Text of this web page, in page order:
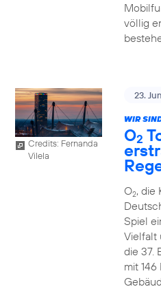
völlig
Credits: Fernanda
Vilela
23.
WIR
O2
O2, die
Spiel
Vielfalt
die 37.
mit